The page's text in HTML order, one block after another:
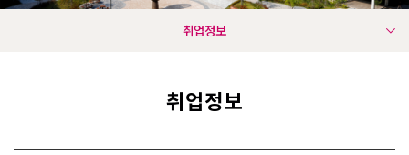
취업정보
취업정보